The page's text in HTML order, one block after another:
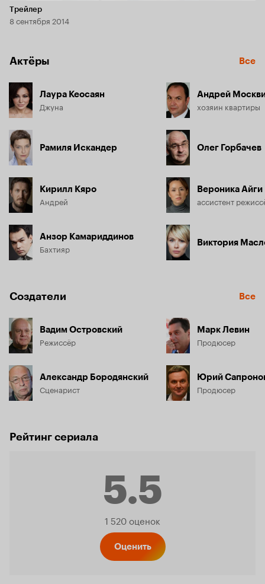
Трейлер
8 сентября 2014
Актёры Все
Лаура Кеосаян
Джуна
Рамиля Искандер
Кирилл Кяро
Андрей
Анзор Камариддинов
Бахтияр
Андрей
хозяин квартиры
Олег Горбачев
Вероника Айги
ассистент
Виктория
Создатели Все
Вадим Островский
Режиссёр
Александр Бородянский
Сценарист
Марк Левин
Продюсер
Юрий
Продюсер
Рейтинг сериала
5.5
Рейтинг
1 520 оценок
Оценить